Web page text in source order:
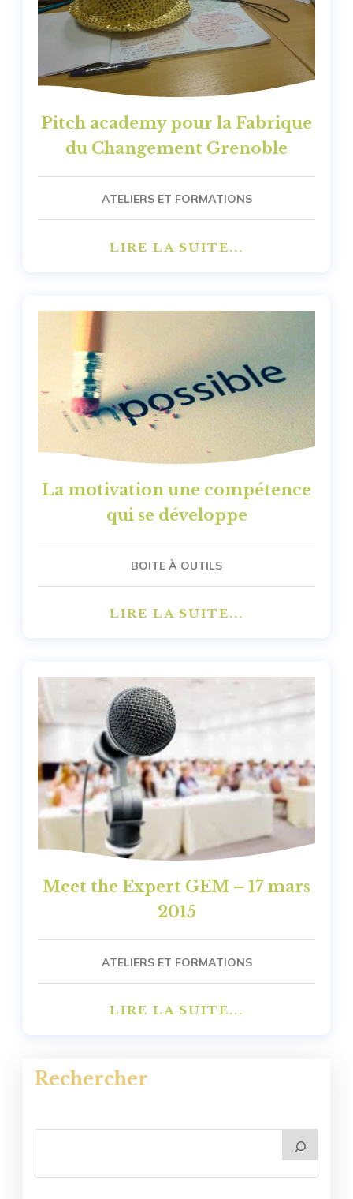
Pitch academy pour la Fabrique
du Changement Grenoble
ATELIERS ET FORMATIONS
LIRE LA SUITE...
La motivation une compétence
qui se développe
BOITE À OUTILS
LIRE LA SUITE...
Meet the Expert GEM – 17 mars
2015
ATELIERS ET FORMATIONS
LIRE LA SUITE...
Rechercher